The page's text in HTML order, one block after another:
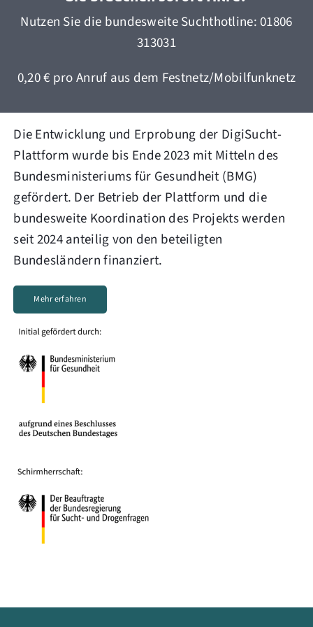
Nutzen Sie die bundesweite Suchthotline: 01806
313031
0,20 € pro Anruf aus dem Festnetz/Mobilfunknetz
Die Entwicklung und Erprobung der DigiSucht-
Plattform wurde bis Ende 2023 mit Mitteln des
Bundesministeriums für Gesundheit (BMG)
gefördert. Der Betrieb der Plattform und die
bundesweite Koordination des Projekts werden
seit 2024 anteilig von den beteiligten
Bundesländern finanziert.
Mehr erfahren